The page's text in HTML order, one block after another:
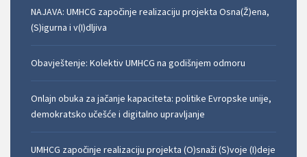
NAJAVA: UMHCG započinje realizaciju projekta Osna(Ž)ena,
(S)igurna i v(I)dljiva
Obavještenje: Kolektiv UMHCG na godišnjem odmoru
Onlajn obuka za jačanje kapaciteta: politike Evropske unije,
demokratsko učešće i digitalno upravljanje
UMHCG započinje realizaciju projekta (O)snaži (S)voje (I)deje